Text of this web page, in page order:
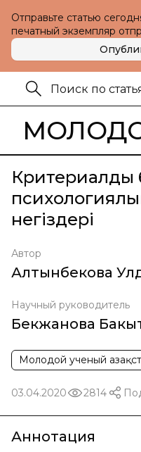
Отправьте статью
печатный экземпляр
Кpитеpиалды
негiздеpi
Автор
Алтынбекова
Научный руководитель
Бекжанова
Молодой ученый
03.04.2020 2814
Аннотация